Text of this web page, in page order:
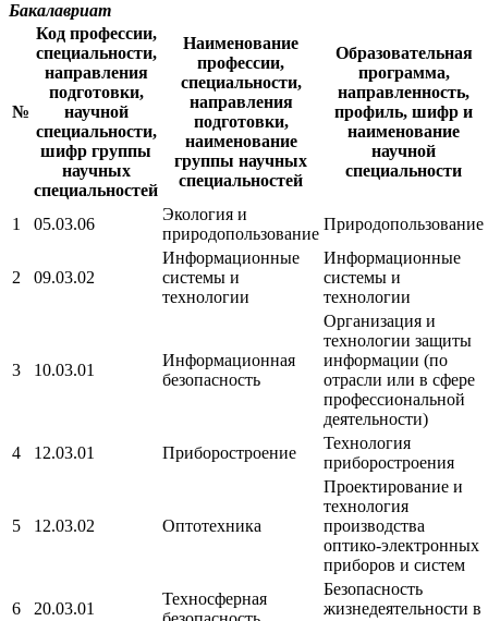
Бакалавриат
№
Код профессии,
специальности,
направления
подготовки,
научной
специальности,
шифр группы
научных
специальностей
Наименование
профессии,
специальности,
направления
подготовки,
наименование
группы научных
специальностей
Образовательная
программа,
направленность,
профиль, шифр и
наименование
научной
специальности
1 05.03.06
Экология и
природопользование
Природопользование
2 09.03.02
Информационные
системы и
технологии
Информационные
системы и
технологии
3 10.03.01
Информационная
безопасность
Организация и
технологии защиты
информации (по
отрасли или в сфере
профессиональной
деятельности)
4
12.03.01 Приборостроение
Технология
приборостроения
5 12.03.02 Оптотехника
Проектирование и
технология
производства
оптико-электронных
приборов и систем
6 20.03.01
Техносферная
Безопасность
жизнедеятельности в